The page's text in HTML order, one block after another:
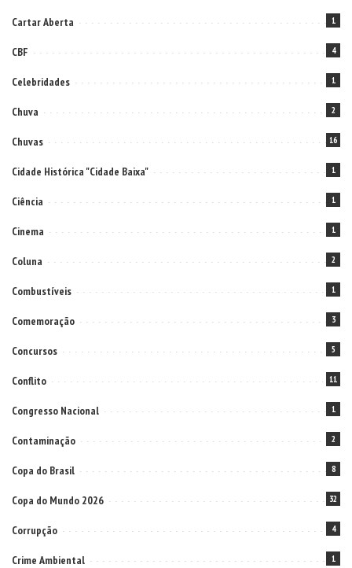
Cartar Aberta 1
CBF 4
Celebridades 1
Chuva 2
Chuvas 16
Cidade Histórica "Cidade Baixa" 1
Ciência 1
Cinema 1
Coluna 2
Combustíveis 1
Comemoração 3
Concursos 5
Conflito 11
Congresso Nacional 1
Contaminação 2
Copa do Brasil 8
Copa do Mundo 2026 32
Corrupção 4
Crime Ambiental 1